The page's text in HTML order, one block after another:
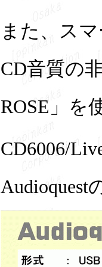
また、ス
CD音質の
ROSE」を
CD6006/
Audioquest